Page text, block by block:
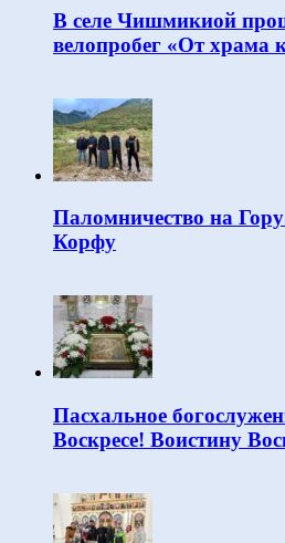
В селе Чишмикиой
велопробег «От храма
Паломничество на
Корфу
Пасхальное
Воскресе! Воистину